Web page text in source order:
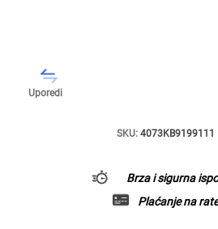
Uporedi
SKU: 4073KB9199111
Brza i sigurna
Plaćanje na rate